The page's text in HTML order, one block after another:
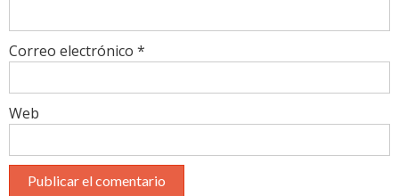
Correo electrónico *
Web